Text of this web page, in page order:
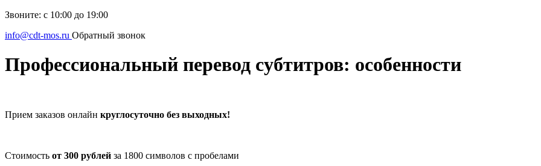
Звоните: с 10:00 до 19:00
info@cdt-mos.ru Обратный звонок
Профессиональный перевод субтитров: особенности
Прием заказов онлайн круглосуточно без выходных!
Стоимость от 300 рублей за 1800 символов с пробелами